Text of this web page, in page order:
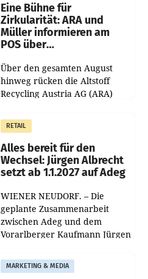
dem Vergleichszeitraum
Eine Bühne für
Zirkularität: ARA und
Müller informieren am
POS über
Über den gesamten August
hinweg rücken die Altstoff
Recycling Austria AG (ARA)
Müller die Initiative „Kreislauf-
Helden“ in allen
österreichischen Müller-Filialen
RETAIL
Alles bereit für den
Wechsel: Jürgen Albrecht
setzt ab 1.1.2027 auf Adeg
WIENER NEUDORF. – Die
geplante Zusammenarbeit
zwischen Adeg und dem
Vorarlberger Kaufmann Jürgen
freigegeben: Die
Bundeswettbewerbsbehörde
MARKETING & MEDIA